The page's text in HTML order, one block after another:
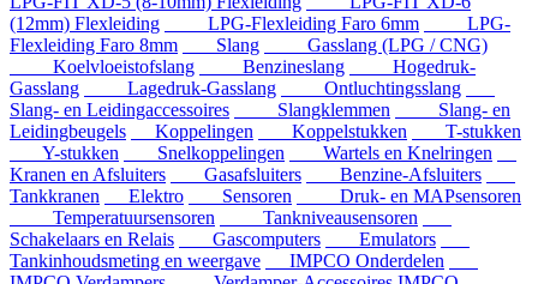
(12mm) Flexleiding
LPG-Flexleiding Faro 6mm
LPG-
Flexleiding Faro 8mm
Slang
Gasslang (LPG / CNG)
Koelvloeistofslang
Benzineslang
Hogedruk-
Gasslang
Lagedruk-Gasslang
Ontluchtingsslang
Slang- en Leidingaccessoires
Slangklemmen
Slang- en
Leidingbeugels
Koppelingen Koppelstukken
T-stukken
Y-stukken
Snelkoppelingen
Wartels en Knelringen
Kranen en Afsluiters
Gasafsluiters
Benzine-Afsluiters
Tankkranen
Elektro Sensoren
Druk- en MAPsensoren
Temperatuursensoren
Tankniveausensoren
Schakelaars en Relais
Gascomputers
Emulators
Tankinhoudsmeting en weergave
IMPCO Onderdelen